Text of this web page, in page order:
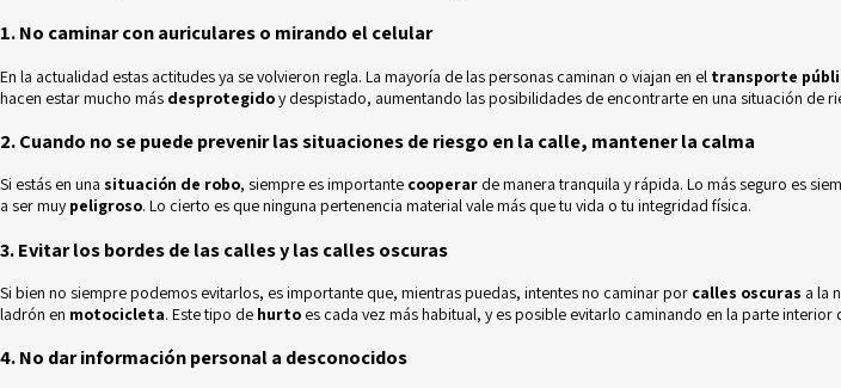
1. No caminar con auriculares o mirando el celular
En la actualidad estas actitudes ya se volvieron regla. La mayoría de las personas caminan o viajan en el transporte
hacen estar mucho más desprotegidoy despistado, aumentando las posibilidades de encontrarte en una situación de
2. Cuando no se puede prevenir las situaciones de riesgo en la calle, mantener la calma
Si estás en una situación de robo, siempre es importante cooperar de manera tranquila y rápida. Lo más seguro es
a ser muypeligroso. Lo cierto es que ninguna pertenencia material vale más que tu vida o tu integridad física.
3. Evitar los bordes de las calles y las calles oscuras
Si bien no siempre podemos evitarlos, es importante que, mientras puedas, intentes no caminar por calles oscuras a la
ladrón en motocicleta. Este tipo de hurto es cada vez más habitual, y es posible evitarlo caminando en la parte interior
4. No dar información personal a desconocidos